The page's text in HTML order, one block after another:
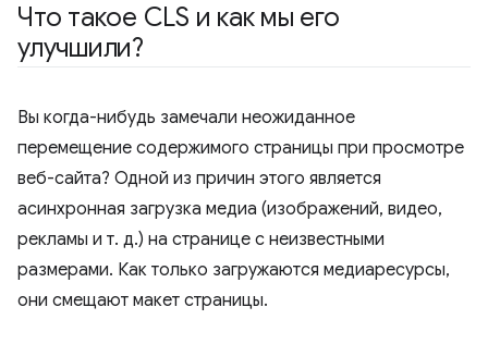
Что такое CLS и как мы его
улучшили?
Вы когда-нибудь замечали неожиданное
перемещение содержимого страницы при просмотре
веб-сайта? Одной из причин этого является
асинхронная загрузка медиа (изображений, видео,
рекламы и т. д.) на странице с неизвестными
размерами. Как только загружаются медиаресурсы,
они смещают макет страницы.